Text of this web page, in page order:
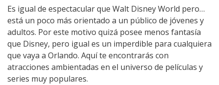
Es igual de espectacular que Walt Disney World pero…
está un poco más orientado a un público de jóvenes y
adultos. Por este motivo quizá posee menos fantasía
que Disney, pero igual es un imperdible para cualquiera
que vaya a Orlando. Aquí te encontrarás con
atracciones ambientadas en el universo de películas y
series muy populares.